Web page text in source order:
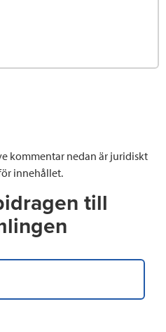
kommentar nedan är juridiskt
innehållet.
till